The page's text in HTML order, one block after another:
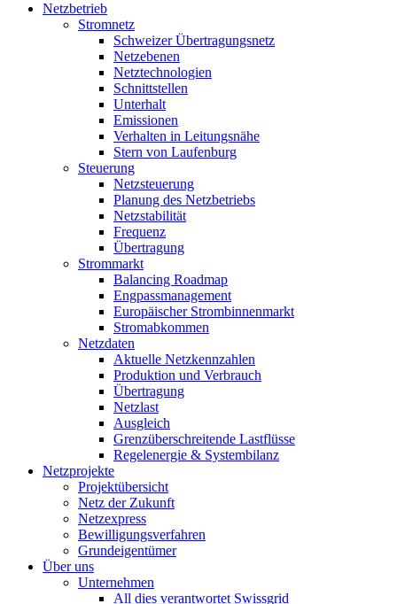
Netzbetrieb
Stromnetz
Schweizer Übertragungsnetz
Netzebenen
Netztechnologien
Schnittstellen
Unterhalt
Emissionen
Verhalten in Leitungsnähe
Stern von Laufenburg
Steuerung
Netzsteuerung
Planung des Netzbetriebs
Netzstabilität
Frequenz
Übertragung
Strommarkt
Balancing Roadmap
Engpassmanagement
Europäischer Strombinnenmarkt
Stromabkommen
Netzdaten
Aktuelle Netzkennzahlen
Produktion und Verbrauch
Übertragung
Netzlast
Ausgleich
Grenzüberschreitende Lastflüsse
Regelenergie & Systembilanz
Netzprojekte
Projektübersicht
Netz der Zukunft
Netzexpress
Bewilligungsverfahren
Grundeigentümer
Über uns
Unternehmen
All dies verantwortet Swissgrid